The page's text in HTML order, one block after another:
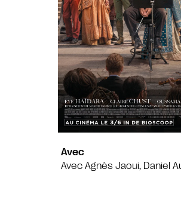
Avec
Avec Agnès Jaoui, Daniel